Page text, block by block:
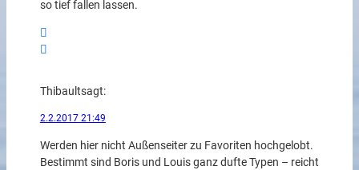
so tief fallen lassen.
Thibaultsagt:
2.2.2017 21:49
Werden hier nicht Außenseiter zu Favoriten hochgelobt.
Bestimmt sind Boris und Louis ganz dufte Typen – reicht